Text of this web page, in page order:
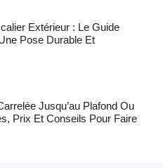
Extérieur : Le Guide
Pose Durable Et
Jusqu’au Plafond Ou
Prix Et Conseils Pour Faire